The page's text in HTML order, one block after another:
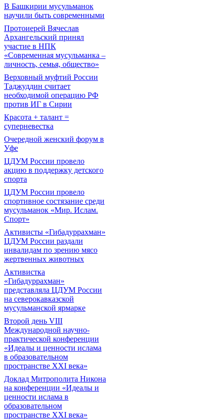
В Башкирии мусульманок
научили быть современными
Протоиерей Вячеслав
Архангельский принял
участие в НПК
«Современная мусульманка –
личность, семья, общество»
Верховный муфтий России
Таджуддин считает
необходимой операцию РФ
против ИГ в Сирии
Красота + талант =
суперневестка
Очередной женский форум в
Уфе
ЦДУМ России провело
акцию в поддержку детского
спорта
ЦДУМ России провело
спортивное состязание среди
мусульманок «Мир. Ислам.
Спорт»
Активисты «Гибадуррахман»
ЦДУМ России раздали
инвалидам по зрению мясо
жертвенных животных
Активистка
«Гибадуррахман»
представляла ЦДУМ России
на северокавказской
мусульманской ярмарке
Второй день VIII
Международной научно-
практической конференции
«Идеалы и ценности ислама
в образовательном
пространстве XXI века»
Доклад Митрополита Никона
на конференции «Идеалы и
ценности ислама в
образовательном
пространстве XXI века»